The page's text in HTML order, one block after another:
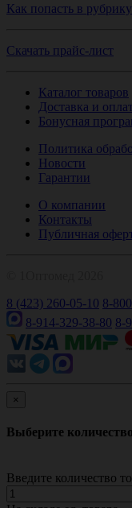
Как попасть в
Скачать прайс-лист
Каталог товаров
Доставка и
Бонусная
Политика
Новости
Гарантии
О компании
Контакты
Публичная
8 (423) 260-05-10 8-
8-914-329-38-80 8-
×
Выберите
Введите количество